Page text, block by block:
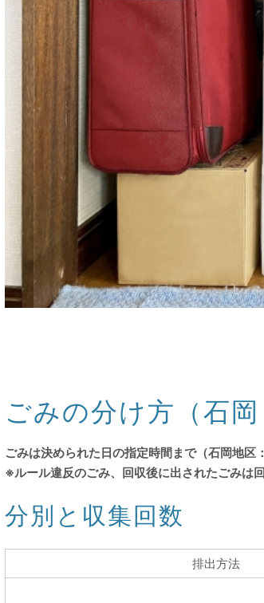
ごみの分け方（石岡
ごみは決められた日の指定時間まで（石岡地
※ルール違反のごみ、回収後に出されたごみは回
分別と収集回数
排出方法